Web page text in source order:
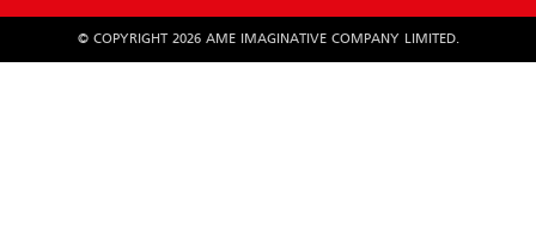
© COPYRIGHT 2026 AME IMAGINATIVE COMPANY LIMITED.